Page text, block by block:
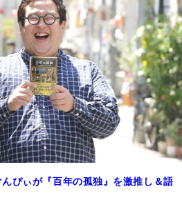
ぴぃが『百年の孤独』を激推し＆語